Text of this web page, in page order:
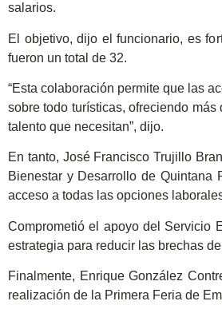
salarios.
El objetivo, dijo el funcionario, es
fueron un total de 32.
“Esta colaboración permite que las
sobre todo turísticas, ofreciendo
talento que necesitan”, dijo.
En tanto, José Francisco Trujillo
Bienestar y Desarrollo de Quintana
acceso a todas las opciones
Comprometió el apoyo del Servicio
estrategia para reducir las brechas
Finalmente, Enrique González
realización de la Primera Feria de